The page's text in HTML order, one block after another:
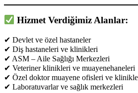
Hizmet Verdiğimiz Alanlar:
✔ Devlet ve özel hastaneler
✔ Diş hastaneleri ve klinikleri
✔ ASM – Aile Sağlığı Merkezleri
✔ Veteriner klinikleri ve muayenehaneleri
✔ Özel doktor muayene ofisleri ve
✔ Laboratuvarlar ve sağlık merkezleri